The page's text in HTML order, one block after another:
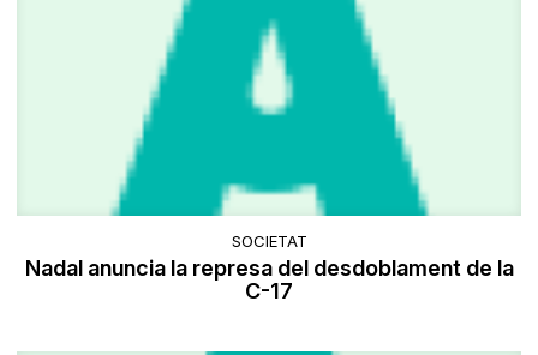
SOCIETAT
Nadal anuncia la represa del desdoblament de la
C-17